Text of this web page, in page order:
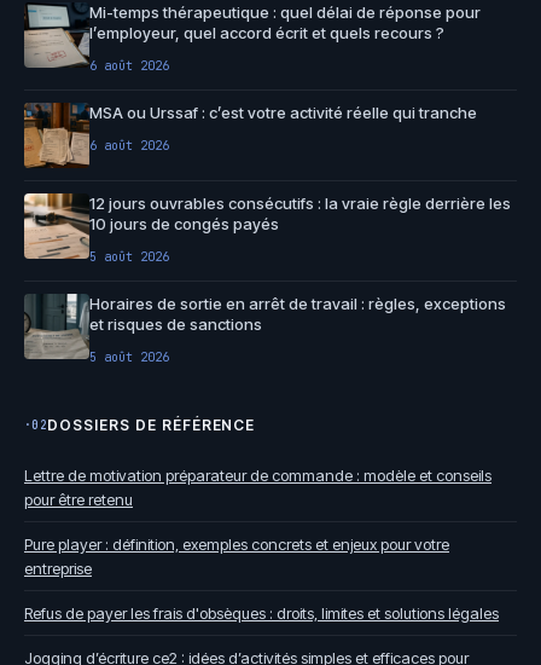
Mi-temps thérapeutique : quel délai de réponse pour
l’employeur, quel accord écrit et quels recours ?
6 août 2026
MSA ou Urssaf : c’est votre activité réelle qui tranche
6 août 2026
12 jours ouvrables consécutifs : la vraie règle derrière les
10 jours de congés payés
5 août 2026
Horaires de sortie en arrêt de travail : règles, exceptions
et risques de sanctions
5 août 2026
·02DOSSIERS DE RÉFÉRENCE
Lettre de motivation préparateur de commande : modèle et conseils
pour être retenu
Pure player : définition, exemples concrets et enjeux pour votre
entreprise
Refus de payer les frais d'obsèques : droits, limites et solutions légales
Jogging d’écriture ce2 : idées d’activités simples et efficaces pour